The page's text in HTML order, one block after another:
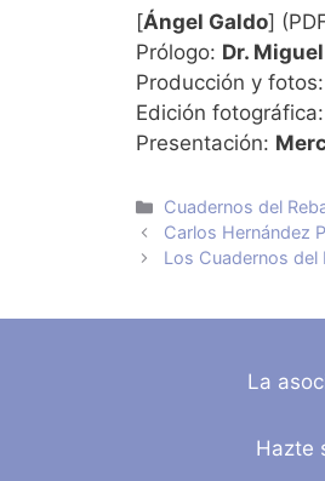
[Ángel Galdo]
Prólogo: Dr.
Producción y fotos:
Edición fotográfica:
Presentación:
Categorías
Cuadernos del
Carlos Hernández
Los Cuadernos del
La
Hazte